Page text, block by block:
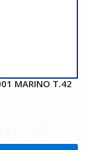
MARINO T.42